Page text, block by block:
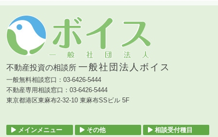
不動産投資の相談所 一般社団法人ボイス
一般無料相談窓口：03-6426-5444
不動産専用相談窓口：03-6426-5444
東京都港区東麻布2-32-10 東麻布SSビル 5F
メインメニュー
その他
相談受付種目